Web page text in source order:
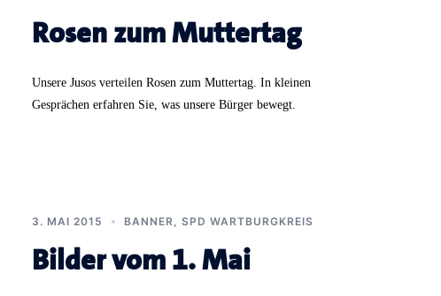
Rosen zum Muttertag
Unsere Jusos verteilen Rosen zum Muttertag. In kleinen
Gesprächen erfahren Sie, was unsere Bürger bewegt.
3. MAI 2015 BANNER SPD WARTBURGKREIS
Bilder vom 1. Mai